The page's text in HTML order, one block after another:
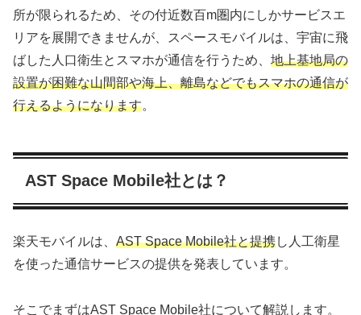
所が限られるため、その付近数百m圏内にしかサービスエ
リアを展開できませんが、スペースモバイルは、宇宙に飛
ばした人口衛生とスマホが通信を行うため、 地上基地局の
設置が困難な山間部や海上、離島などでもスマホの通信が
行えるようになります。
AST Space Mobile社とは？
楽天モバイルは、 AST Space Mobile社と提携し人工衛星
を使った通信サービスの提供を発表しています。
そこでまずはAST Space Mobile社について解説します。